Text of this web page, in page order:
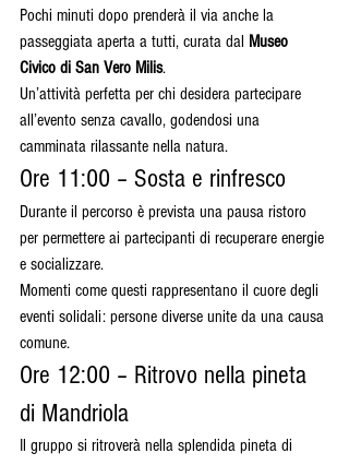
Pochi minuti dopo prenderà il via anche la
passeggiata aperta a tutti, curata dal Museo
Civico di San Vero Milis.
Un’attività perfetta per chi desidera partecipare
all’evento senza cavallo, godendosi una
camminata rilassante nella natura.
Ore 11:00 – Sosta e rinfresco
Durante il percorso è prevista una pausa ristoro
per permettere ai partecipanti di recuperare energie
e socializzare.
Momenti come questi rappresentano il cuore degli
eventi solidali: persone diverse unite da una causa
comune.
Ore 12:00 – Ritrovo nella pineta
di Mandriola
Il gruppo si ritroverà nella splendida pineta di